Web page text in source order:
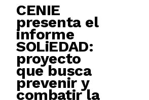
CENIE
presenta el
informe
SOLiEDAD:
proyecto
que busca
prevenir y
combatir la